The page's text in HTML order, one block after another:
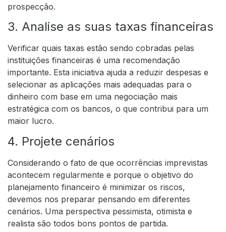
prospecção.
3. Analise as suas taxas financeiras
Verificar quais taxas estão sendo cobradas pelas
instituições financeiras é uma recomendação
importante. Esta iniciativa ajuda a reduzir despesas e
selecionar as aplicações mais adequadas para o
dinheiro com base em uma negociação mais
estratégica com os bancos, o que contribui para um
maior lucro.
4. Projete cenários
Considerando o fato de que ocorrências imprevistas
acontecem regularmente e porque o objetivo do
planejamento financeiro é minimizar os riscos,
devemos nos preparar pensando em diferentes
cenários. Uma perspectiva pessimista, otimista e
realista são todos bons pontos de partida.